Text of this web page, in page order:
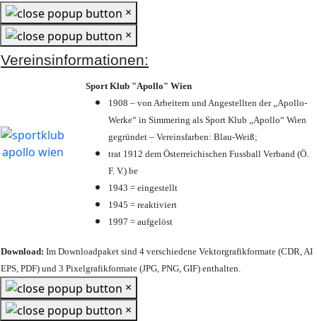
×
×
Vereinsinformationen:
Sport Klub "Apollo" Wien
1908 – von Arbeitern und Angestellten der „Apollo-
Werke“ in Simmering als Sport Klub „Apollo“ Wien
gegründet – Vereinsfarben: Blau-Weiß;
trat 1912 dem Österreichischen Fussball Verband (Ö.
F. V.) be
1943 = eingestellt
1945 = reaktiviert
1997 = aufgelöst
Download: Im Downloadpaket sind 4 verschiedene Vektorgrafikformate (CDR, AI
EPS, PDF) und 3 Pixelgrafikformate (JPG, PNG, GIF) enthalten.
×
×